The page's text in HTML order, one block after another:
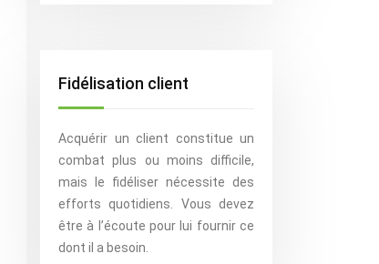
Fidélisation client
Acquérir un client constitue un
combat plus ou moins difficile,
mais le fidéliser nécessite des
efforts quotidiens. Vous devez
être à l’écoute pour lui fournir ce
dont il a besoin.